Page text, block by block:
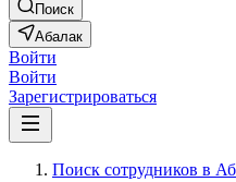
Поиск
Абалак
Войти
Войти
Зарегистрироваться
Поиск сотрудников в